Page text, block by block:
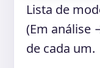
Lista de
(Em análise
de cada um.